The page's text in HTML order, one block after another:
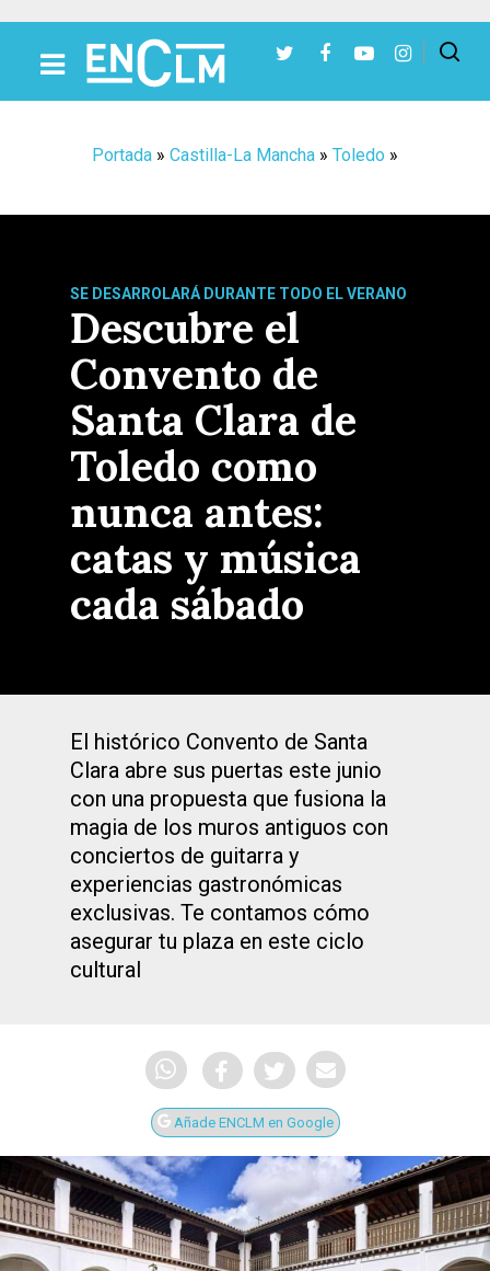
Portada » Castilla-La Mancha » Toledo »
SE DESARROLARÁ DURANTE TODO EL VERANO
Descubre el
Convento de
Santa Clara de
Toledo como
nunca antes:
catas y música
cada sábado
El histórico Convento de Santa
Clara abre sus puertas este junio
con una propuesta que fusiona la
magia de los muros antiguos con
conciertos de guitarra y
experiencias gastronómicas
exclusivas. Te contamos cómo
asegurar tu plaza en este ciclo
cultural
Añade ENCLM en Google